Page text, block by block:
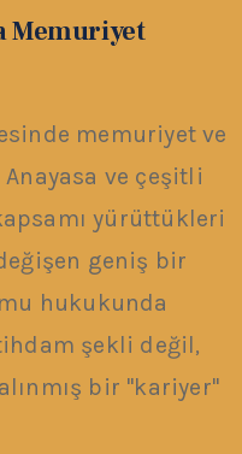
Memuriyet
memuriyet ve
ve çeşitli
yürüttükleri
geniş bir
hukukunda
şekli değil,
bir "kariyer"